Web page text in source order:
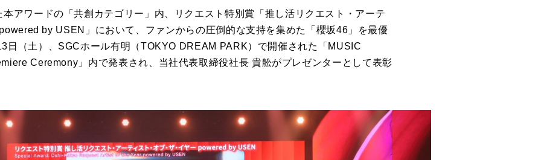
本アワードの「共創カテゴリー」内、リクエスト特別賞「推し活リクエスト・アーテ
powered by USEN 」において、ファンからの圧倒的な支持を集めた「櫻坂46 」を最優
日（土）、 SGCホール有明（TOKYO DREAM PARK）で開催された「 MUSIC
Ceremony 」内で発表され、当社代表取締役社長 貴舩がプレゼンターとして表彰